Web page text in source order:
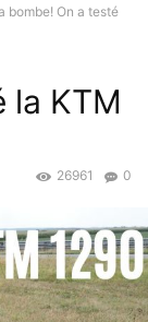
bombe! On a testé
la KTM
0
26961